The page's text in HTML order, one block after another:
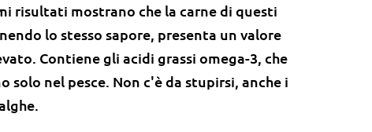
risultati mostrano che la carne di questi
lo stesso sapore, presenta un valore
Contiene gli acidi grassi omega-3, che
solo nel pesce. Non c'è da stupirsi, anche i